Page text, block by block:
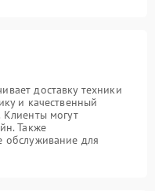
доставку техники
и качественный
могут
Также
обслуживание для